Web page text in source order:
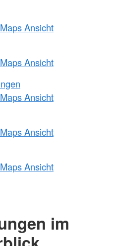
Ansicht
Ansicht
Ansicht
Ansicht
Ansicht
im